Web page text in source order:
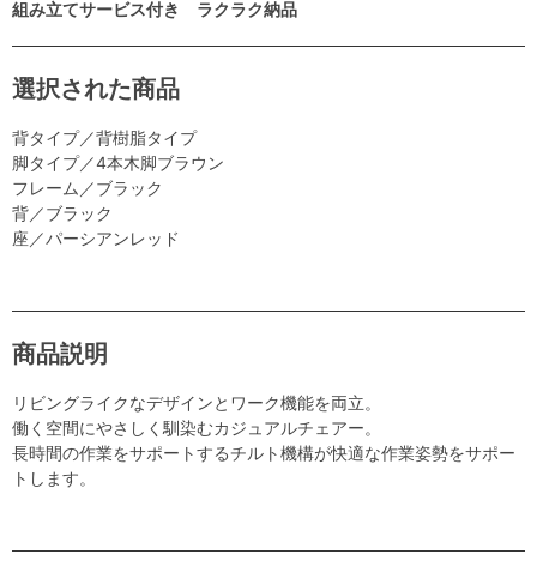
組み立てサービス付き ラクラク納品
選択された商品
背タイプ／背樹脂タイプ
脚タイプ／4本木脚ブラウン
フレーム／ブラック
背／ブラック
座／パーシアンレッド
商品説明
リビングライクなデザインとワーク機能を両立。
働く空間にやさしく馴染むカジュアルチェアー。
長時間の作業をサポートするチルト機構が快適な作業姿勢をサポー
トします。